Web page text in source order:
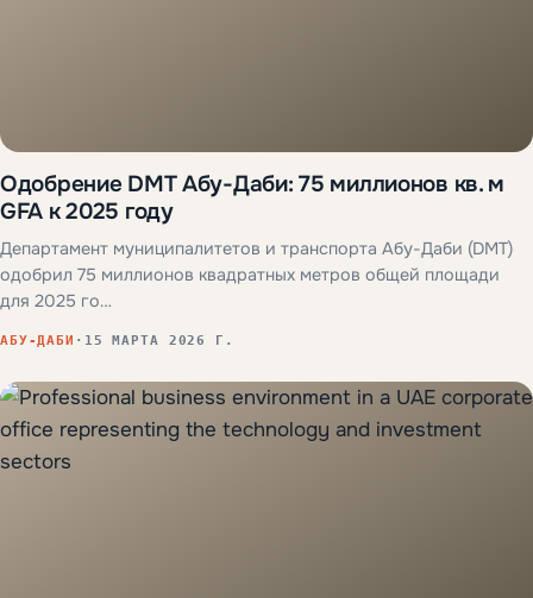
Одобрение DMT Абу-Даби: 75 миллионов кв. м
GFA к 2025 году
Департамент муниципалитетов и транспорта Абу-Даби (DMT)
одобрил 75 миллионов квадратных метров общей площади
для 2025 го…
АБУ-ДАБИ · 15 МАРТА 2026 Г.